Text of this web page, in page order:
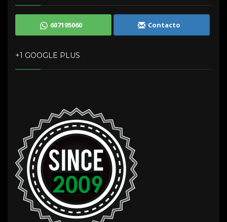
607195060 Contacto
+1 GOOGLE PLUS